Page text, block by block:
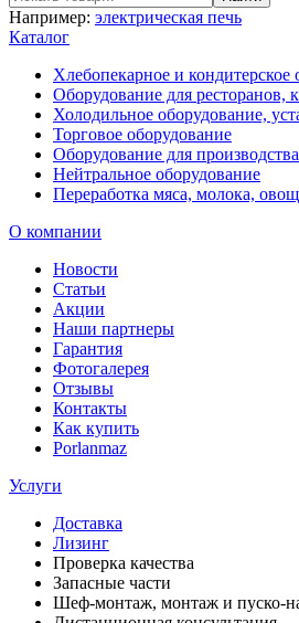
Например: электрическая печь
Каталог
Хлебопекарное и кондитерское
Оборудование для ресторанов,
Холодильное оборудование,
Торговое оборудование
Оборудование для производства
Нейтральное оборудование
Переработка мяса, молока,
О компании
Новости
Статьи
Акции
Наши партнеры
Гарантия
Фотогалерея
Отзывы
Контакты
Как купить
Porlanmaz
Услуги
Доставка
Лизинг
Проверка качества
Запасные части
Шеф-монтаж, монтаж и пуско-